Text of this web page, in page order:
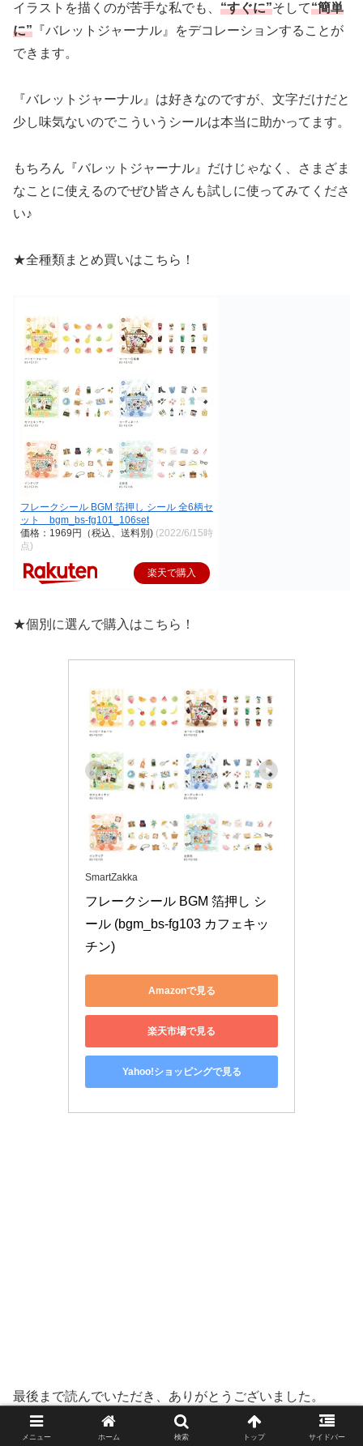
イラストを描くのが苦手な私でも、 “すぐに”そして“簡単
に” 『バレットジャーナル』をデコレーションすることが
できます。
『バレットジャーナル』は好きなのですが、文字だけだと
少し味気ないのでこういうシールは本当に助かってます。
もちろん『バレットジャーナル』だけじゃなく、さまざま
なことに使えるのでぜひ皆さんも試しに使ってみてくださ
い♪
★全種類まとめ買いはこちら！
フレークシール BGM 箔押し シール 全6柄セ
ット bgm_bs-fg101_106set
価格：1969円（税込、送料別) (2022/6/15時
点)
楽天で購入
★個別に選んで購入はこちら！
SmartZakka
フレークシール BGM 箔押し シ
ール (bgm_bs-fg103 カフェキッ
チン)
Amazonで見る
楽天市場で見る
Yahoo!ショッピングで見る
最後まで読んでいただき、ありがとうございました。
メニュー ホーム 検索 トップ サイドバー